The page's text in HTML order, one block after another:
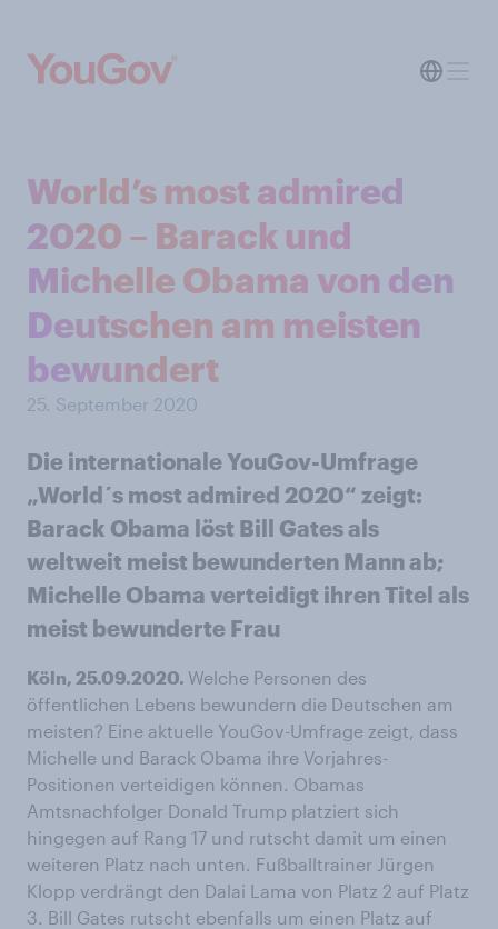
World’s most admired
2020 – Barack und
Michelle Obama von den
Deutschen am meisten
bewundert
25. September 2020
Die internationale YouGov-Umfrage
„World´s most admired 2020“ zeigt:
Barack Obama löst Bill Gates als
weltweit meist bewunderten Mann ab;
Michelle Obama verteidigt ihren Titel als
meist bewunderte Frau
Köln, 25.09.2020. Welche Personen des
öffentlichen Lebens bewundern die Deutschen am
meisten? Eine aktuelle YouGov-Umfrage zeigt, dass
Michelle und Barack Obama ihre Vorjahres-
Positionen verteidigen können. Obamas
Amtsnachfolger Donald Trump platziert sich
hingegen auf Rang 17 und rutscht damit um einen
weiteren Platz nach unten. Fußballtrainer Jürgen
Klopp verdrängt den Dalai Lama von Platz 2 auf Platz
3. Bill Gates rutscht ebenfalls um einen Platz auf